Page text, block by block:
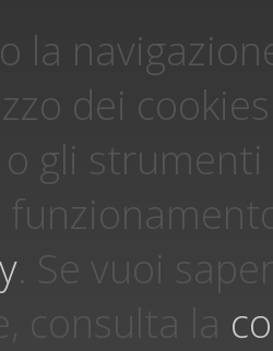
la
dei
gli
. Se vuoi
consulta la